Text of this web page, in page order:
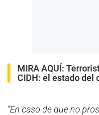
MIRA AQUÍ:
CIDH: el estado del
“En caso de que no